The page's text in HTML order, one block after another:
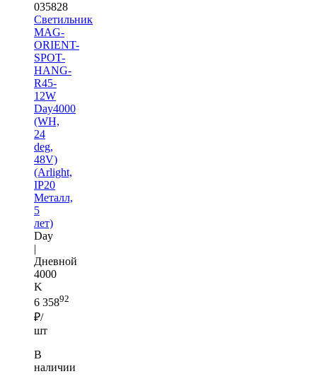
035828
Светильник
MAG-
ORIENT-
SPOT-
HANG-
R45-
12W
Day4000
(WH,
24
deg,
48V)
(Arlight,
IP20
Металл,
5
лет)
Day
|
Дневной
4000
K
6 35892
₽/
шт
В
наличии